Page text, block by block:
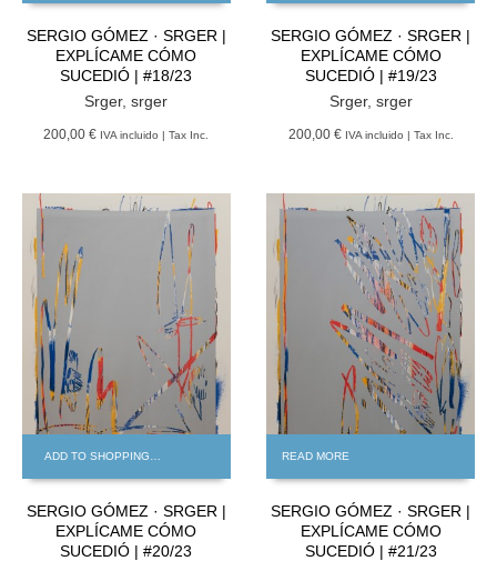
SERGIO GÓMEZ · SRGER |
EXPLÍCAME CÓMO
SUCEDIÓ | #18/23
Srger,srger
200,00 € IVA incluido | Tax Inc.
SERGIO GÓMEZ · SRGER |
EXPLÍCAME CÓMO
SUCEDIÓ | #19/23
Srger, srger
200,00 € IVA incluido | Tax Inc.
ADD TO SHOPPING BAG
SERGIO GÓMEZ · SRGER |
EXPLÍCAME CÓMO
SUCEDIÓ | #20/23
READ MORE
SERGIO GÓMEZ · SRGER |
EXPLÍCAME CÓMO
SUCEDIÓ | #21/23